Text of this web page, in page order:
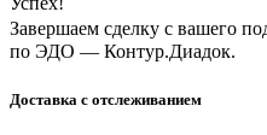
Завершаем сделку с вашего
по ЭДО — Контур.Диадок.
Доставка с отслеживанием